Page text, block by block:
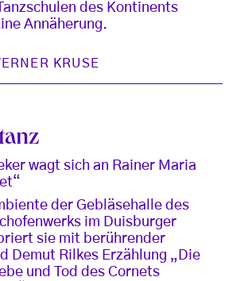
des Kontinents
Annäherung.
KRUSE
wagt sich an Rainer Maria
der Gebläsehalle des
im Duisburger
sie mit berührender
Demut Rilkes Erzählung „Die
und Tod des Cornets